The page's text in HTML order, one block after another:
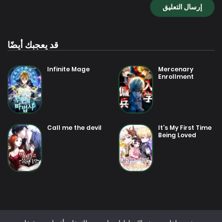
فصل 12 4 أغسطس 2025
فصل 8 4 أغسطس 2025
قد يعجبك أيضًا
Mercenary
Enrollment
Infinite Mage
It’s My First Time
Being Loved
Call me the devil